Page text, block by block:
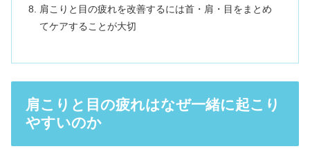
肩こりと目の疲れを改善するには首・肩・目をまとめ
てケアすることが大切
肩こりと目の疲れはなぜ一緒に起こり
やすいのか